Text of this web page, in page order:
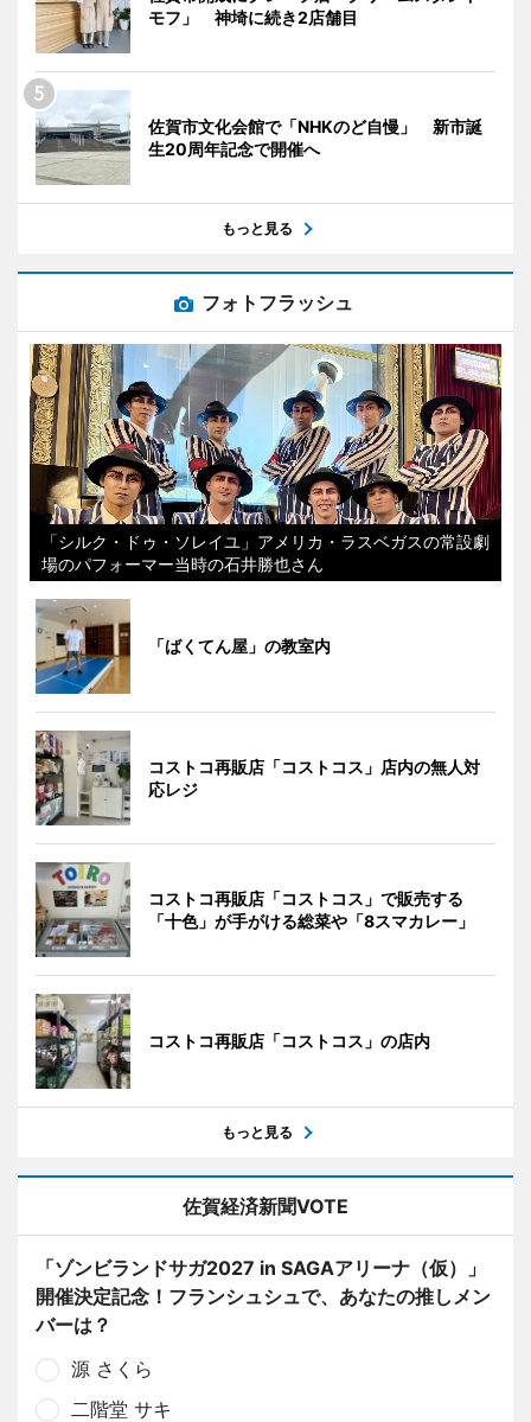
モフ」 神埼に続き2店舗目
佐賀市文化会館で「NHKのど自慢」 新市誕
生20周年記念で開催へ
もっと見る
フォトフラッシュ
「シルク・ドゥ・ソレイユ」アメリカ・ラスベガスの常設劇
場のパフォーマー当時の石井勝也さん
「ばくてん屋」の教室内
コストコ再販店「コストコス」店内の無人対
応レジ
コストコ再販店「コストコス」で販売する
「十色」が手がける総菜や「8スマカレー」
コストコ再販店「コストコス」の店内
もっと見る
佐賀経済新聞VOTE
「ゾンビランドサガ2027 in SAGAアリーナ（仮）」
開催決定記念！フランシュシュで、あなたの推しメン
バーは？
源 さくら
二階堂 サキ